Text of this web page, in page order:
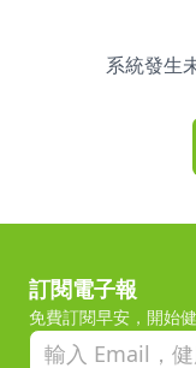
系統發生
訂閱電子報
免費訂閱早安，開始